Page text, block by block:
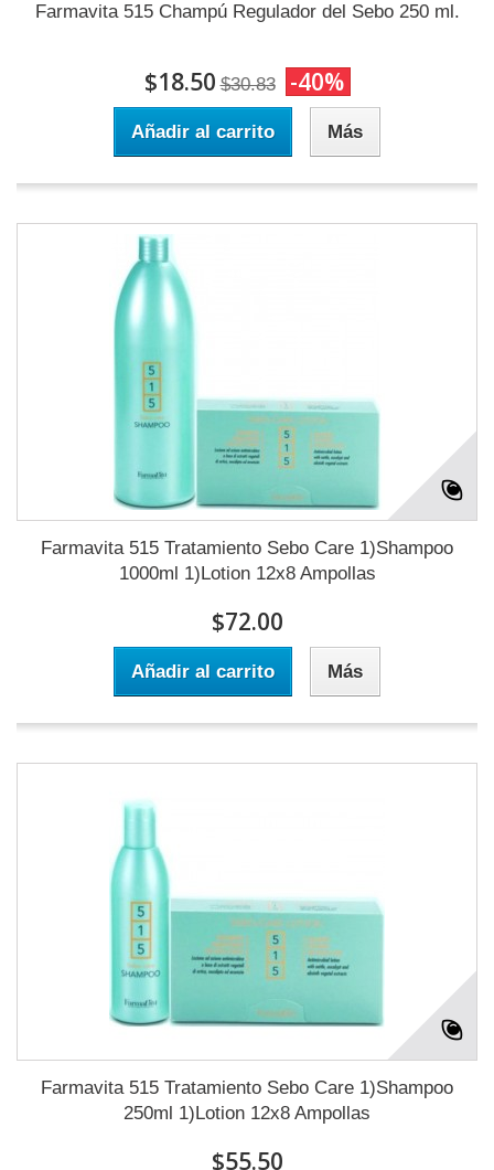
Farmavita 515 Champú Regulador del Sebo 250 ml.
$18.50 $30.83 -40%
Añadir al carrito Más
Farmavita 515 Tratamiento Sebo Care 1)Shampoo
1000ml 1)Lotion 12x8 Ampollas
$72.00
Añadir al carrito Más
Farmavita 515 Tratamiento Sebo Care 1)Shampoo
250ml 1)Lotion 12x8 Ampollas
$55.50